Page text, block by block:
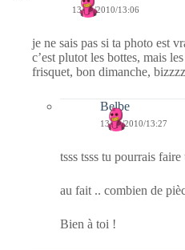
13/11/2010/13:06
je ne sais pas si ta photo est
c’est plutot les bottes, mais
frisquet, bon dimanche,
Belbe
13/11/2010/13:27
tsss tsss tu pourrais
au fait .. combien de
Bien à toi !